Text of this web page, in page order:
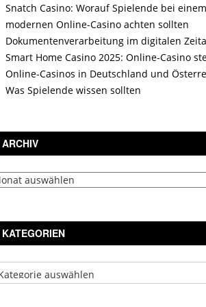
Snatch Casino: Worauf Spielende bei einem
modernen Online-Casino achten sollten
Dokumentenverarbeitung im digitalen
Smart Home Casino 2025: Online-Casino
Online-Casinos in Deutschland und
Was Spielende wissen sollten
ARCHIV
KATEGORIEN